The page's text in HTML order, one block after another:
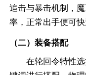
追击与暴击机制，
率，正常出手便可快
（二）装备搭配
在轮回令特性选